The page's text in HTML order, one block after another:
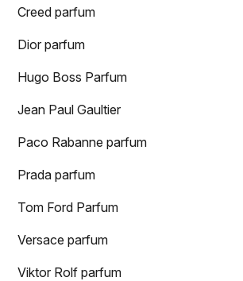
Creed parfum
Dior parfum
Hugo Boss Parfum
Jean Paul Gaultier
Paco Rabanne parfum
Prada parfum
Tom Ford Parfum
Versace parfum
Viktor Rolf parfum